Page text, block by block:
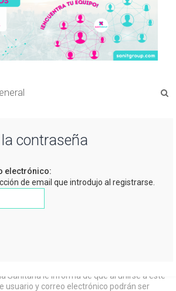
contraseña
electrónico:
de email que introdujo al registrarse.
Sanitaria le informa de que al unirse a este
usuario y correo electrónico podrán ser